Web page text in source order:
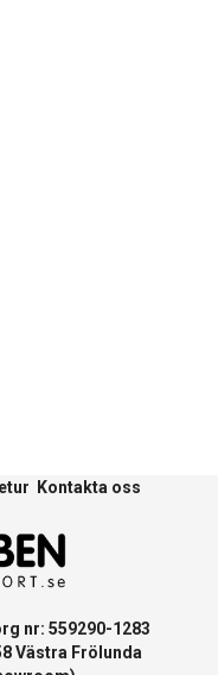
Kontakta oss
nr: 559290-1283
Västra Frölunda